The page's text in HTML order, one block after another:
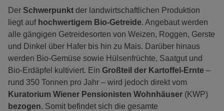
Der Schwerpunkt der landwirtschaftlichen Produktion
liegt auf hochwertigem Bio-Getreide. Angebaut werden
alle gängigen Getreidesorten von Weizen, Roggen, Gerste
und Dinkel über Hafer bis hin zu Mais. Darüber hinaus
werden Bio-Gemüse sowie Hülsenfrüchte, Saatgut und
Bio-Erdäpfel kultiviert. Ein Großteil der Kartoffel-Ernte –
rund 350 Tonnen pro Jahr – wird jedoch direkt vom
Kuratorium Wiener Pensionisten Wohnhäuser (KWP)
bezogen. Somit befindet sich die gesamte